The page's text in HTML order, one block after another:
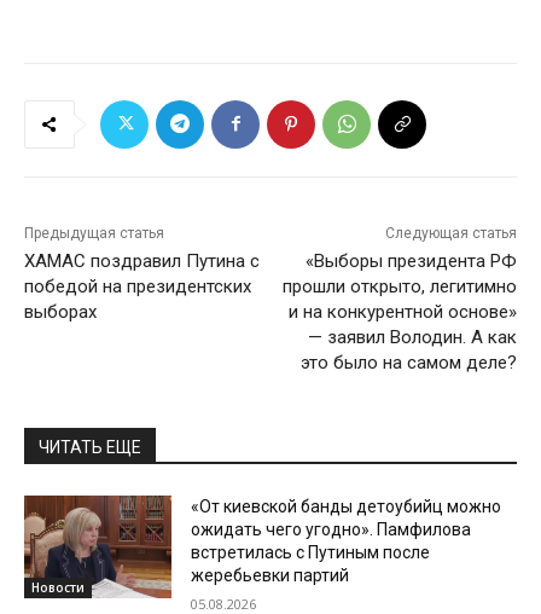
Предыдущая статья
ХАМАС поздравил Путина с
победой на президентских
выборах
Следующая статья
«Выборы президента РФ
прошли открыто, легитимно
и на конкурентной основе»
— заявил Володин. А как
это было на самом деле?
ЧИТАТЬ ЕЩЕ
Новости
«От киевской банды детоубийц можно
ожидать чего угодно». Памфилова
встретилась с Путиным после
жеребьевки партий
05.08.2026